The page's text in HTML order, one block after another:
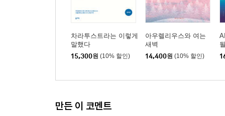
차라투스트라는 이렇게
말했다
15,300원 (10% 할인)
아우렐리우스와 여는
새벽
14,400원 (10% 할인)
만든 이 코멘트